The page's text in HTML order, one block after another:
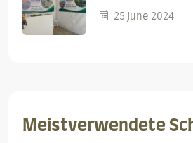
25 June 2024
Meistverwendete